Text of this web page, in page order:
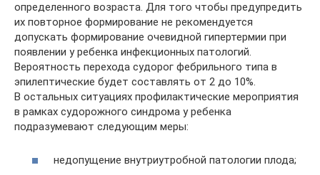
определенного возраста. Для того чтобы предупредить
их повторное формирование не рекомендуется
допускать формирование очевидной гипертермии при
появлении у ребенка инфекционных патологий.
Вероятность перехода судорог фебрильного типа в
эпилептические будет составлять от 2 до 10%.
В остальных ситуациях профилактические мероприятия
в рамках судорожного синдрома у ребенка
подразумевают следующим меры:
недопущение внутриутробной патологии плода;